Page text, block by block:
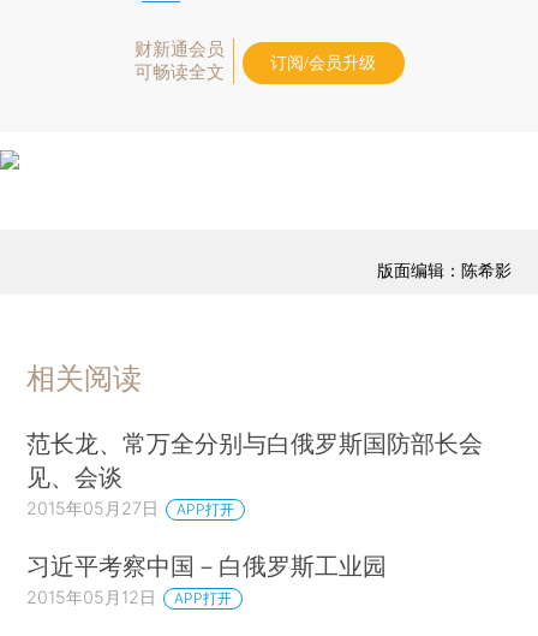
财新通会员
可畅读全文
订阅/会员升级
版面编辑：陈希影
相关阅读
范长龙、常万全分别与白俄罗斯国防部长会
见、会谈
2015年05月27日 APP打开
习近平考察中国－白俄罗斯工业园
2015年05月12日 APP打开